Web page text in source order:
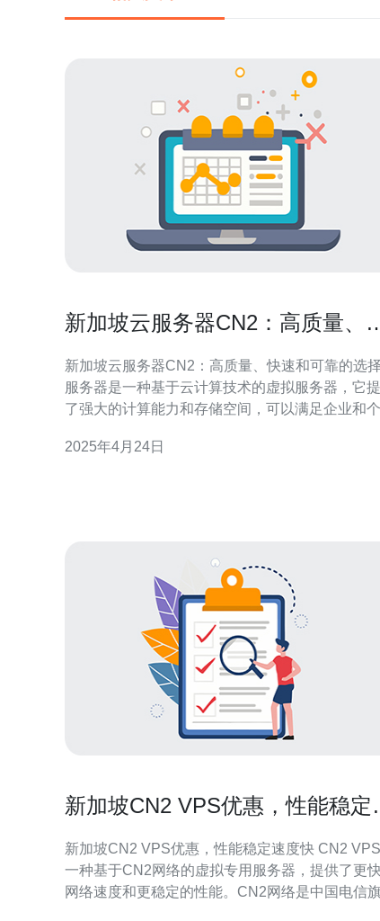
新加坡云服务器CN2：高质量、
新加坡云服务器CN2：高质量、快速和可靠的选择 云
服务器是一种基于云计算技术的虚拟服务器，它
了强大的计算能力和存储空间，可以满足企业和
速和可靠的选择。 新加坡云服务器CN2采用先进的硬
2025年4月24日
新加坡CN2 VPS优惠，性能稳定
新加坡CN2 VPS优惠，性能稳定速度快 CN2 VPS是
一种基于CN2网络的虚拟专用服务器，提供了更
网络速度和更稳定的性能。CN2网络是中国电信